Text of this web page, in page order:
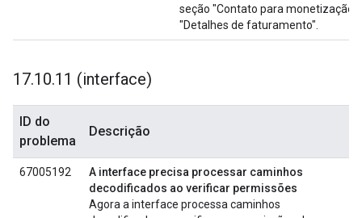
seção "Contato para monetização"
"Detalhes de faturamento".
17.10.11 (interface)
ID do
problema
Descrição
67005192
A interface precisa processar caminhos
decodificados ao verificar permissões
Agora a interface processa caminhos